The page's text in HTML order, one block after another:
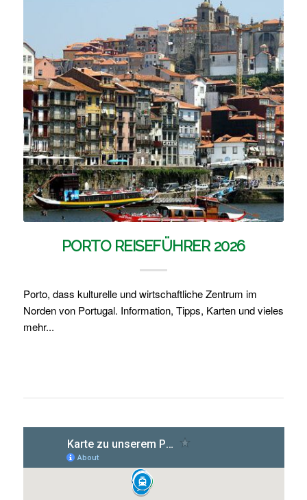
PORTO REISEFÜHRER 2026
Porto, dass kulturelle und wirtschaftliche Zentrum im
Norden von Portugal. Information, Tipps, Karten und vieles
mehr...
Restaurants in Portugal: aktuelle Preise, Besonderheiten: